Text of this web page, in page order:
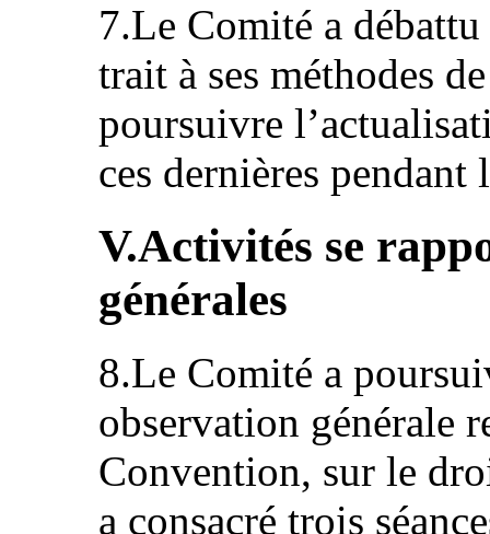
7.Le Comité a
trait à ses méthodes
poursuivre
ces dernières
V.Activités se
générales
8.Le Comité a
observation générale
Convention, sur le
a consacré trois